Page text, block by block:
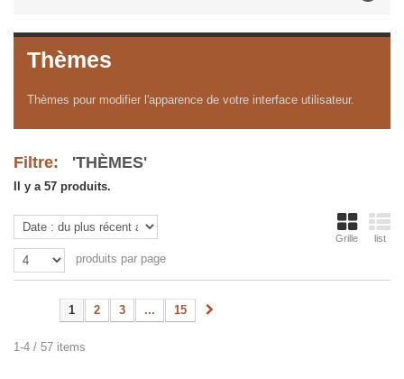
Thèmes
Thèmes pour modifier l'apparence de votre interface utilisateur.
Filtre: 'THÈMES'
Il y a 57 produits.
Grille list
produits par page
1 2 3 ... 15
1-4 / 57 items